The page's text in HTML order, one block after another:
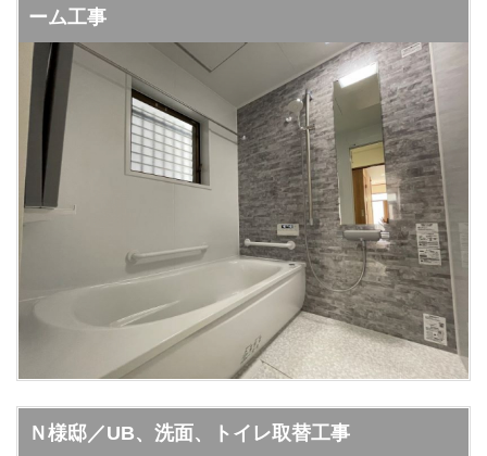
ーム工事
Ｎ様邸／UB、洗面、トイレ取替工事